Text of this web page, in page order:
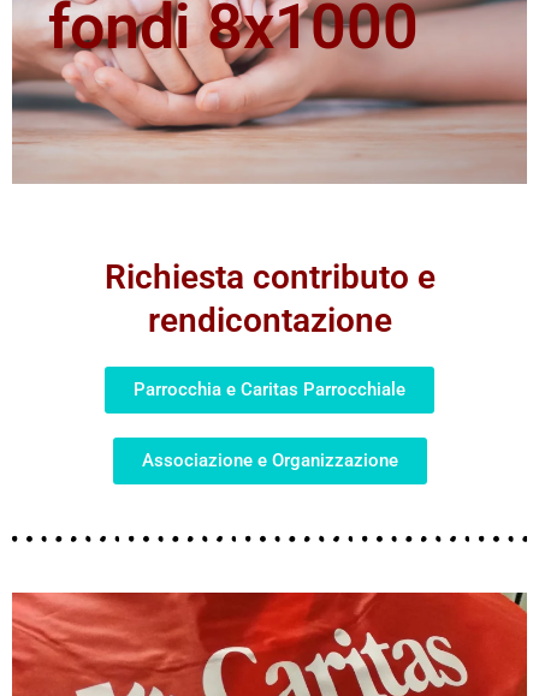
fondi 8x1000
Richiesta contributo e
rendicontazione
Parrocchia e Caritas Parrocchiale
Associazione e Organizzazione